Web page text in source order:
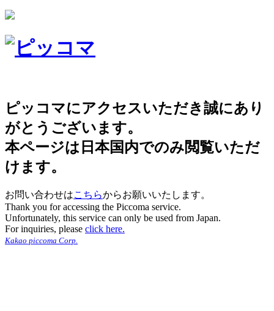
ピッコマにアクセスいただき誠にあり
がとうございます。
本ページは日本国内でのみ閲覧いただ
けます。
お問い合わせはこちらからお願いいたします。
Thank you for accessing the Piccoma service.
Unfortunately, this service can only be used from Japan.
For inquiries, please click here.
Kakao piccoma Corp.